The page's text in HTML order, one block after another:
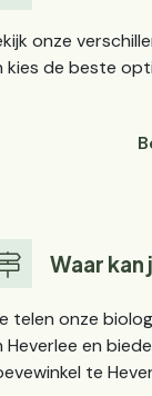
onze
kies de beste
Waar kan
telen onze
Heverlee en
te